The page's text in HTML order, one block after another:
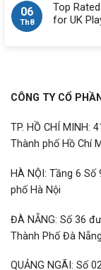
06
Th8
Top
for UK
CÔNG TY CỔ
TP. HỒ CHÍ MINH:
Thành phố Hồ Chí
HÀ NỘI: Tầng 6
phố Hà Nội
ĐÀ NẴNG: Số 36
Thành Phố Đà Nẵng
QUẢNG NGÃI: Số